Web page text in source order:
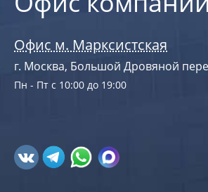
Офис м. Марксистская
г. Москва, Большой Дровяной
Пн - Пт с 10:00 до 19:00